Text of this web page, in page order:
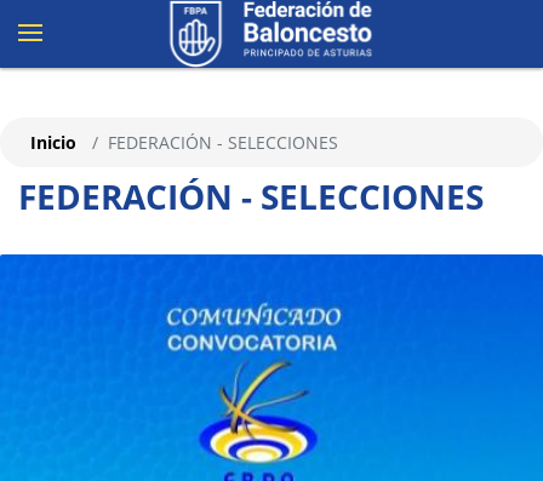
FEDERACIÓN - SELECCIONES
Inicio FEDERACIÓN - SELECCIONES